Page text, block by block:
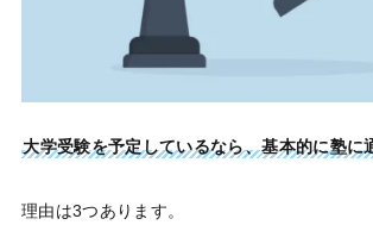
大学受験を予定しているなら、基本的に塾に
理由は3つあります。